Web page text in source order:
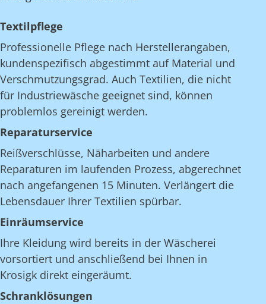
Textilpflege
Professionelle Pflege nach Herstellerangaben,
kundenspezifisch abgestimmt auf Material und
Verschmutzungsgrad. Auch Textilien, die nicht
für Industriewäsche geeignet sind, können
problemlos gereinigt werden.
Reparaturservice
Reißverschlüsse, Näharbeiten und andere
Reparaturen im laufenden Prozess, abgerechnet
nach angefangenen 15 Minuten. Verlängert die
Lebensdauer Ihrer Textilien spürbar.
Einräumservice
Ihre Kleidung wird bereits in der Wäscherei
vorsortiert und anschließend bei Ihnen in
Krosigk direkt eingeräumt.
Schranklösungen